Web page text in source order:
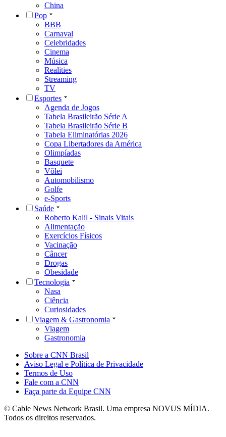
China
Pop
BBB
Carnaval
Celebridades
Cinema
Música
Realities
Streaming
TV
Esportes
Agenda de Jogos
Tabela Brasileirão Série A
Tabela Brasileirão Série B
Tabela Eliminatórias 2026
Copa Libertadores da América
Olimpíadas
Basquete
Vôlei
Automobilismo
Golfe
e-Sports
Saúde
Roberto Kalil - Sinais Vitais
Alimentação
Exercícios Físicos
Vacinação
Câncer
Drogas
Obesidade
Tecnologia
Nasa
Ciência
Curiosidades
Viagem & Gastronomia
Viagem
Gastronomia
Sobre a CNN Brasil
Aviso Legal e Política de Privacidade
Termos de Uso
Fale com a CNN
Faça parte da Equipe CNN
© Cable News Network Brasil. Uma empresa NOVUS MÍDIA.
Todos os direitos reservados.